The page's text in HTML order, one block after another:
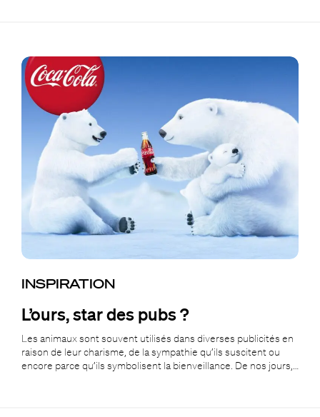
INSPIRATION
L’ours, star des pubs ?
Les animaux sont souvent utilisés dans diverses publicités en
raison de leur charisme, de la sympathie qu’ils suscitent ou
encore parce qu’ils symbolisent la bienveillance. De nos jours,…